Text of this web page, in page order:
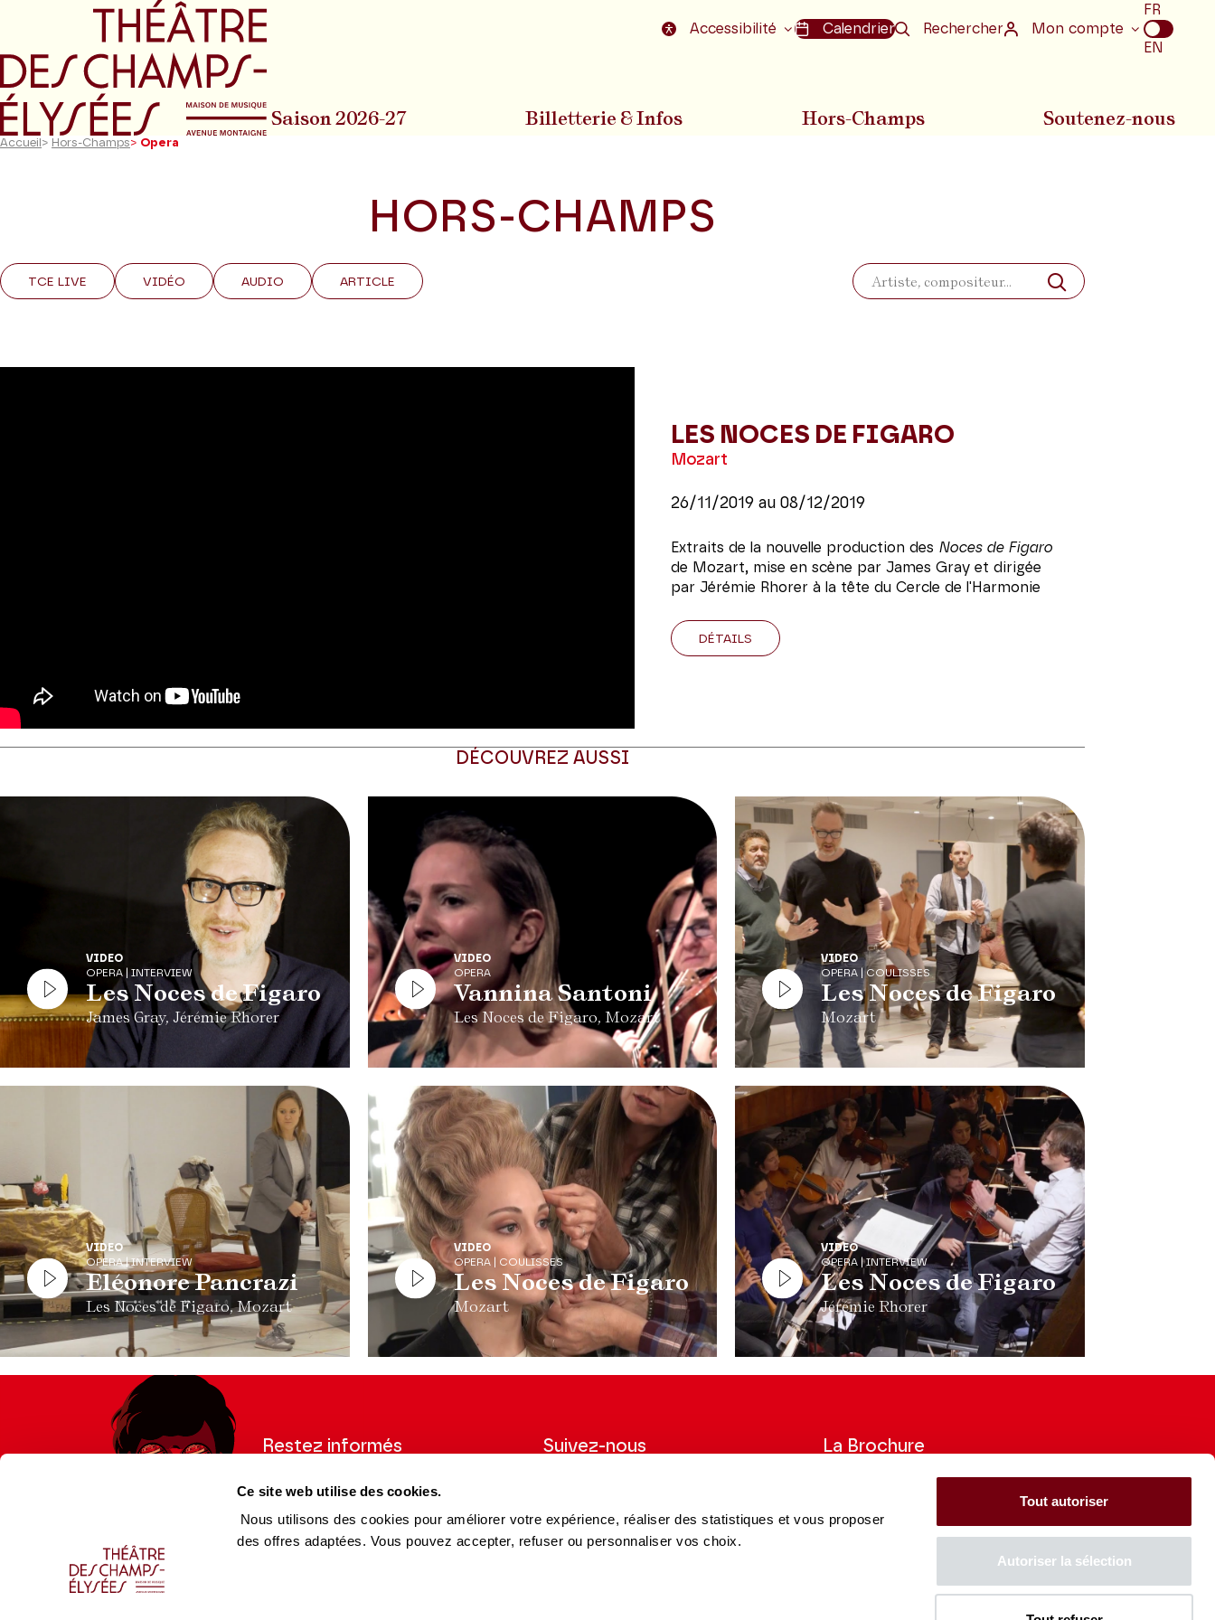
Ce site web utilise des cookies.
Nous utilisons des cookies pour améliorer votre expérience, réaliser des statistiques et vous proposer
des offres adaptées. Vous pouvez accepter, refuser ou personnaliser vos choix.
Tout autoriser
Autoriser la sélection
Aller au menu principal Aller au pied de la page Accessibilité Calendrier Rechercher Mon compte
Choix
de
la
FR
EN
Saison 2026-27 Billetterie & Infos Hors-Champs Soutenez-nous
Accueil > Hors-Champs> Opera
HORS-CHAMPS
TCE LIVE VIDÉO AUDIO ARTICLE
Rechercher
LES NOCES DE FIGARO
Mozart
26/11/2019au 08/12/2019
Extraits de la nouvelle production des Noces de Figaro
de Mozart, mise en scène par James Gray et dirigée
par Jérémie Rhorer à la tête du Cercle de l'Harmonie
DÉTAILS
DÉCOUVREZ AUSSI
VIDEO
OPERA | INTERVIEW
Les Noces de Figaro
James Gray, Jérémie Rhorer
VIDEO
OPERA
Vannina Santoni
Les Noces de Figaro, Mozart
VIDEO
OPERA | COULISSES
Les Noces de Figaro
Mozart
VIDEO
OPERA | INTERVIEW
Eléonore Pancrazi
Les Noces de Figaro, Mozart
VIDEO
OPERA | COULISSES
Les Noces de Figaro
Mozart
VIDEO
OPERA | INTERVIEW
Les Noces de Figaro
Jérémie Rhorer
Restez informés
recevoir les informations du Théâtre.
S'INSCRIRE
Suivez-nous
FacebookInstagram
Tik YoutubeLinkedin
La Brochure
Consultez la Brochure 2026-27